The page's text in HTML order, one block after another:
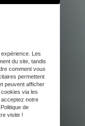
Les
du site, tandis
comment vous
permettent
peuvent afficher
via les
acceptez notre
de
visite !